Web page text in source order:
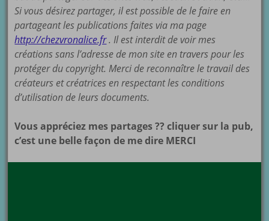
Si vous désirez partager, il est possible de le faire en
partageant les publications faites via ma page
http://chezvronalice.fr. Il est interdit de voir mes
créations sans l’adresse de mon site en travers pour les
protéger du copyright. Merci de reconnaître le travail des
créateurs et créatrices en respectant les conditions
d’utilisation de leurs documents.
Vous appréciez mes partages ?? cliquer sur la pub,
c’est une belle façon de me dire MERCI